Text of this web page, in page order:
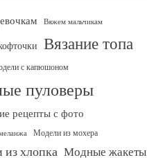
Вяжем мальчикам
Вязание топа
с капюшоном
пуловеры
рецепты с фото
Модели из мохера
хлопка Модные жакеты